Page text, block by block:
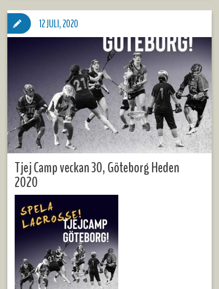
Tjej Camp veckan 30, Göteborg Heden
2020
12 JULI, 2020